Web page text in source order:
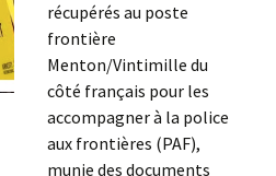
récupérés au poste
frontière
Menton/Vintimille du
côté français pour les
accompagner à la police
aux frontières (PAF),
munie des documents